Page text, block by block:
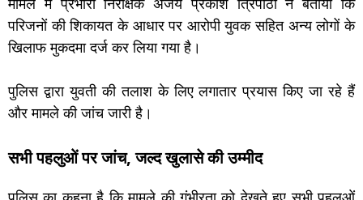
परिजनों की शिकायत के आधार पर आरोपी युवक सहित अन्य लोगों के
खिलाफ मुकदमा दर्ज कर लिया गया है।
पुलिस द्वारा युवती की तलाश के लिए लगातार प्रयास किए जा रहे हैं
और मामले की जांच जारी है।
सभी पहलुओं पर जांच, जल्द खुलासे की उम्मीद